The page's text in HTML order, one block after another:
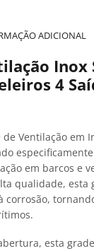
ADICIONAL
Inox
4
Ventilação em
em barcos e
qualidade, esta
corrosão,
esta